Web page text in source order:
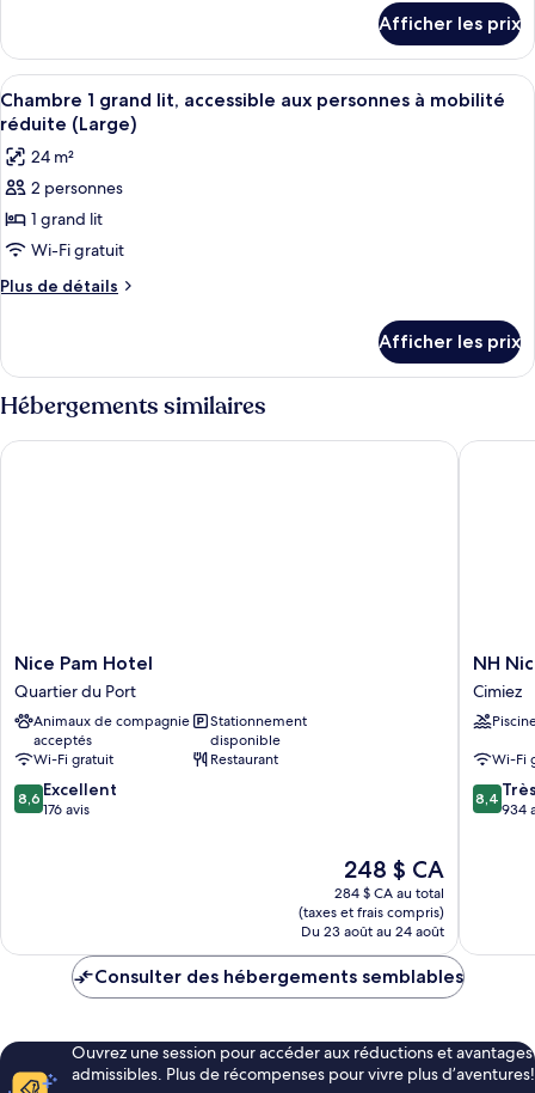
Chambre
Familiale,
1
lit
double
et
1
canapé-
lit
(XXL)
Chambre
Familiale,
1
lit
et
canapé-
lit
(XXL)
Afficher les prix
Afficher
toutes
les
photos
pour
ce
type
de
1
grand
lit,
accessible
Chambre 1 grand lit, accessible aux
6
Chambre 1 grand lit, accessible aux personnes à mobilité
réduite (Large)
24 m²
2 personnes
1 grand lit
Wi-Fi gratuit
Plus de détails
Plus
Chambre
grand
accessible
Afficher les prix
Hébergements similaires
Nice
Pam
Hotel
Quartier
Port
Nice Pam Hotel
Quartier du Port
Animaux de compagnie
acceptés
Stationnement
disponible
Wi-Fi gratuit
Restaurant
8.6
sur
8,6 Excellent
176 avis
Le
prix
est
de
248 $ CA
248 $ CA
284 $ CA au total
(taxes et frais compris)
Du 23 août au 24 août
Nice Pam Hotel
NH
Nice
Cimiez
NH
Cimiez
Wi-Fi
8.4
sur
8,4
934
NH Nice
Consulter des hébergements semblables
Ouvrez une session pour accéder aux réductions et avantages
admissibles. Plus de récompenses pour vivre plus d’aventures!